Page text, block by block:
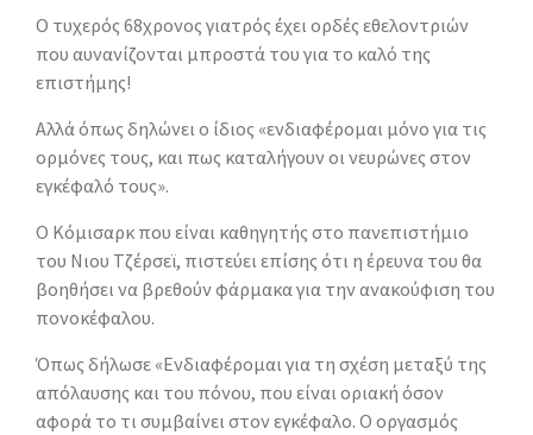
Ο τυχερός 68χρονος γιατρός έχει ορδές εθελοντριών
που αυνανίζονται μπροστά του για το καλό της
επιστήμης!
Αλλά όπως δηλώνει ο ίδιος «ενδιαφέρομαι μόνο για τις
ορμόνες τους, και πως καταλήγουν οι νευρώνες στον
εγκέφαλό τους».
Ο Κόμισαρκ που είναι καθηγητής στο πανεπιστήμιο
του Νιου Τζέρσεϊ, πιστεύει επίσης ότι η έρευνα του θα
βοηθήσει να βρεθούν φάρμακα για την ανακούφιση του
πονοκέφαλου.
Όπως δήλωσε «Ενδιαφέρομαι για τη σχέση μεταξύ της
απόλαυσης και του πόνου, που είναι οριακή όσον
αφορά το τι συμβαίνει στον εγκέφαλο. Ο οργασμός